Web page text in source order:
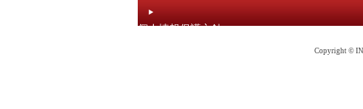
個人情報保護方針
Copyright ©